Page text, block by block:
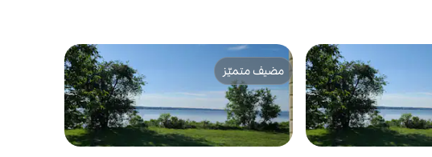
مضيف متميّز
مضيف متميّز